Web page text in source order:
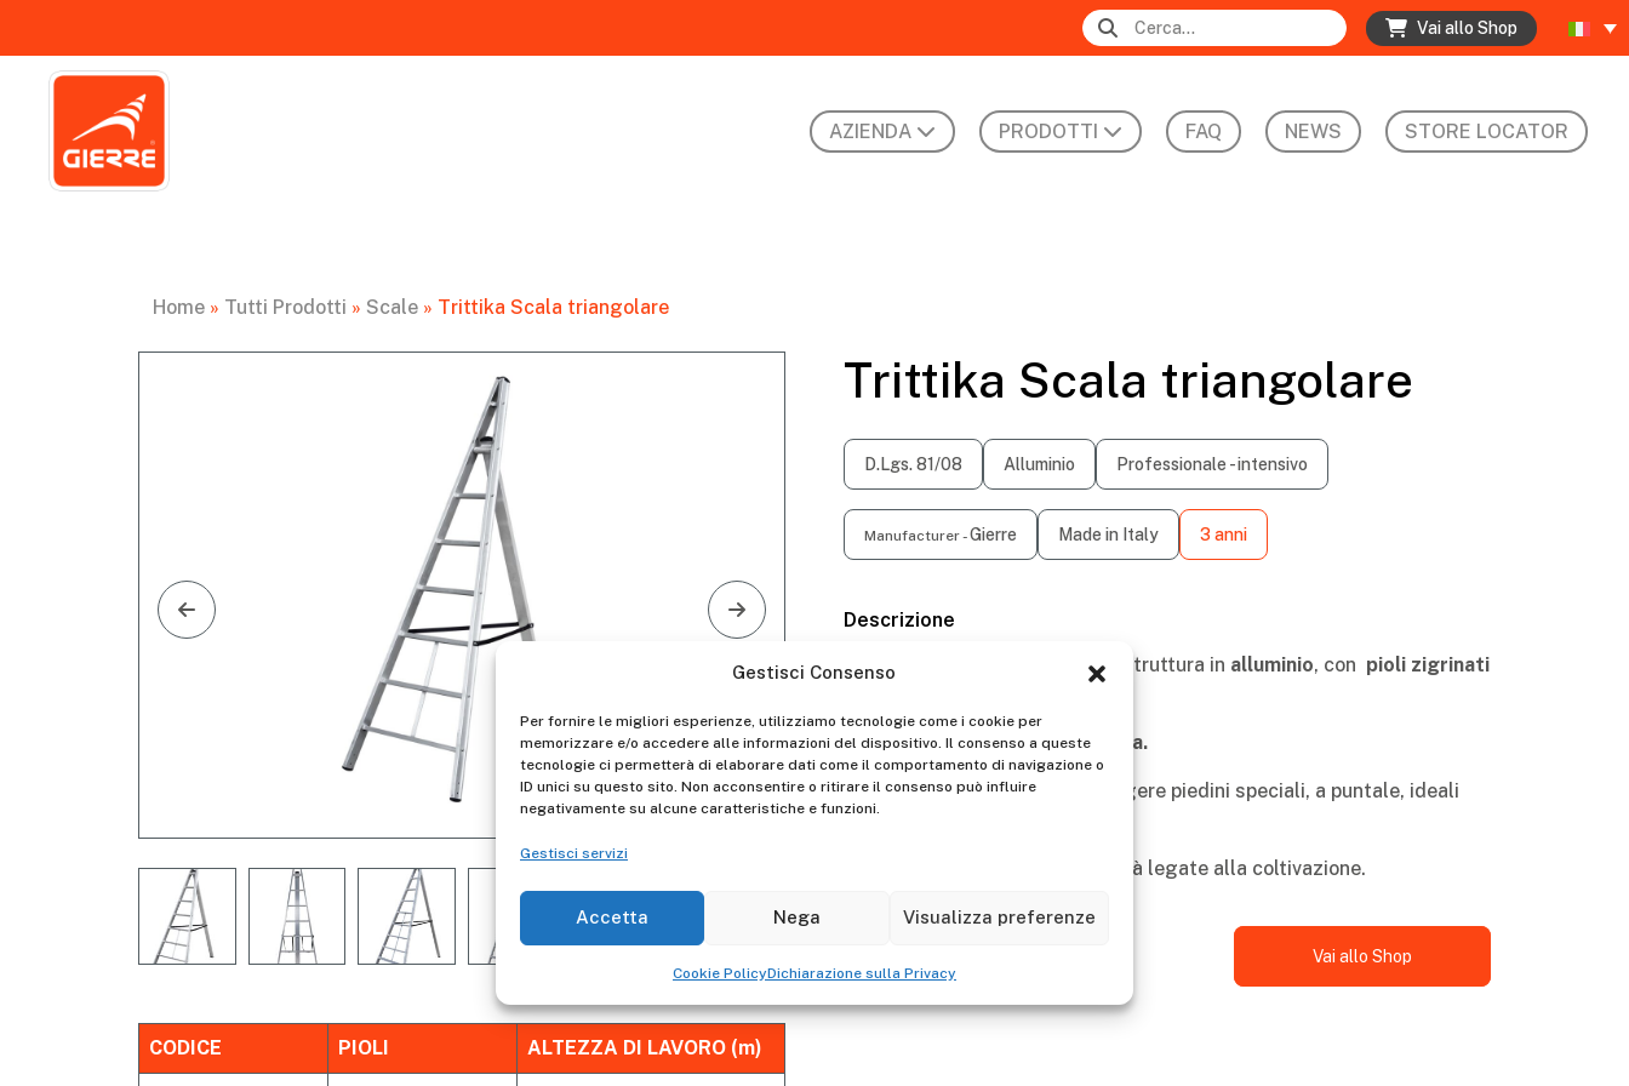
Gestisci Consenso
Per fornire le migliori esperienze, utilizziamo tecnologie come i cookie per
memorizzare e/o accedere alle informazioni del dispositivo. Il consenso a queste
tecnologie ci permetterà di elaborare dati come il comportamento di navigazione o
ID unici su questo sito. Non acconsentire o ritirare il consenso può influire
negativamente su alcune caratteristiche e funzioni.
Gestisci servizi
Accetta Nega Visualizza preferenze
Cookie PolicyDichiarazione sulla Privacy
Vai allo Shop
AZIENDA PRODOTTI FAQ NEWS STORE LOCATOR
Home » Tutti Prodotti » Scale » Trittika Scala triangolare
CODICE PIOLI ALTEZZA DI LAVORO (m)
Trittika Scala triangolare
D.Lgs. 81/08 Alluminio Professionale - intensivo
Manufacturer -Gierre Made in Italy 3 anni
Descrizione
Scala Trittika triangolare, con struttura in alluminio, con pioli zigrinati
Corda di sicurezza antiapertura.
Su richiesta è possibile aggiungere piedini speciali, a puntale, ideali
per terreni agricoli.
E' la scala perfetta per le attività legate alla coltivazione.
Vai allo Shop